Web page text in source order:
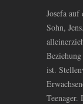
Josefa
Sohn,
ist.